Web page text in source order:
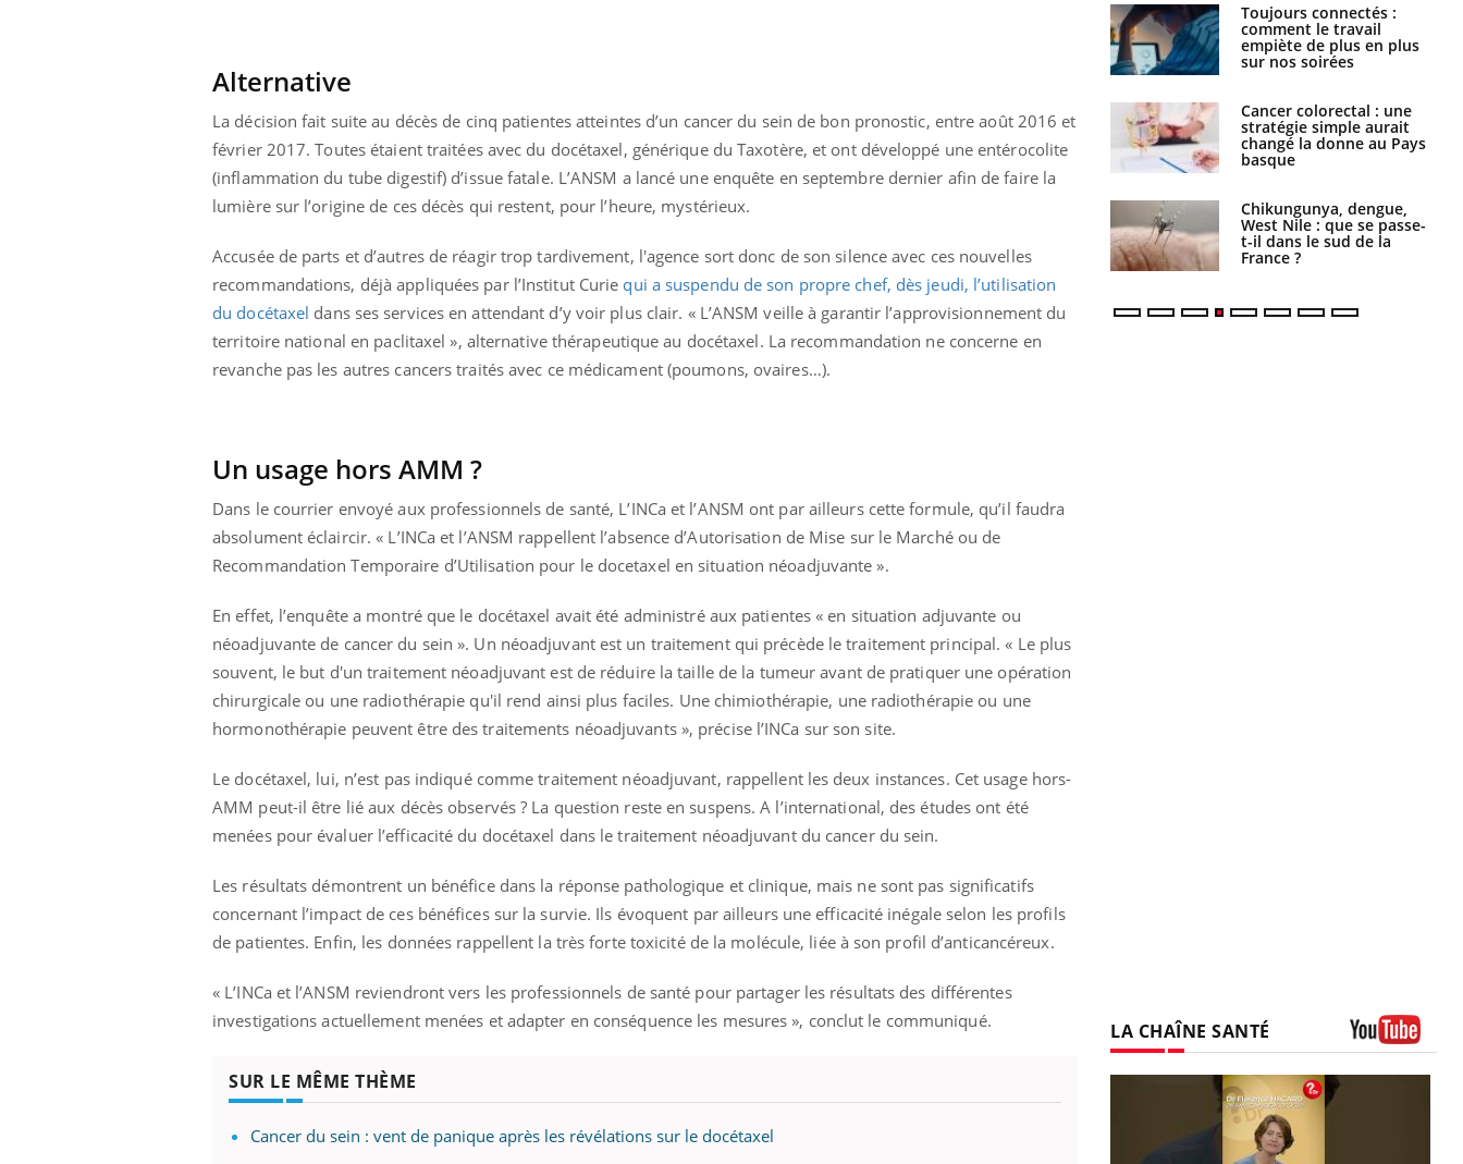
Alternative
La décision fait suite au décès de cinq patientes atteintes d’un cancer du sein de bon pronostic, entre août 2016 et
février 2017. Toutes étaient traitées avec du docétaxel, générique du Taxotère, et ont développé une entérocolite
(inflammation du tube digestif) d’issue fatale. L’ANSM a lancé une enquête en septembre dernier afin de faire la
lumière sur l’origine de ces décès qui restent, pour l’heure, mystérieux.
Accusée de parts et d’autres de réagir trop tardivement, l'agence sort donc de son silence avec ces nouvelles
recommandations, déjà appliquées par l’Institut Curie qui a suspendu de son propre chef, dès jeudi, l’utilisation
du docétaxel dans ses services en attendant d’y voir plus clair. « L’ANSM veille à garantir l’approvisionnement du
territoire national en paclitaxel », alternative thérapeutique au docétaxel. La recommandation ne concerne en
revanche pas les autres cancers traités avec ce médicament (poumons, ovaires…).
Un usage hors AMM ?
Dans le courrier envoyé aux professionnels de santé, L’INCa et l’ANSM ont par ailleurs cette formule, qu’il faudra
absolument éclaircir. « L’INCa et l’ANSM rappellent l’absence d’Autorisation de Mise sur le Marché ou de
Recommandation Temporaire d’Utilisation pour le docetaxel en situation néoadjuvante ».
En effet, l’enquête a montré que le docétaxel avait été administré aux patientes « en situation adjuvante ou
néoadjuvante de cancer du sein ». Un néoadjuvant est un traitement qui précède le traitement principal. « Le plus
souvent, le but d'un traitement néoadjuvant est de réduire la taille de la tumeur avant de pratiquer une opération
chirurgicale ou une radiothérapie qu'il rend ainsi plus faciles. Une chimiothérapie, une radiothérapie ou une
hormonothérapie peuvent être des traitements néoadjuvants », précise l’INCa sur son site.
Le docétaxel, lui, n’est pas indiqué comme traitement néoadjuvant, rappellent les deux instances. Cet usage hors-
AMM peut-il être lié aux décès observés ? La question reste en suspens. A l’international, des études ont été
menées pour évaluer l’efficacité du docétaxel dans le traitement néoadjuvant du cancer du sein.
Les résultats démontrent un bénéfice dans la réponse pathologique et clinique, mais ne sont pas significatifs
concernant l’impact de ces bénéfices sur la survie. Ils évoquent par ailleurs une efficacité inégale selon les profils
de patientes. Enfin, les données rappellent la très forte toxicité de la molécule, liée à son profil d’anticancéreux.
« L’INCa et l’ANSM reviendront vers les professionnels de santé pour partager les résultats des différentes
investigations actuellement menées et adapter en conséquence les mesures », conclut le communiqué.
SUR LE MÊME THÈME
Cancer du sein : vent de panique après les révélations sur le docétaxel
Mon enfant est-il trop
sensible ou simplement
très empathique ?
Bébés, jeunes enfants :
vacances ?
Comment éviter une otite
pendant les vacances ?
Hantavirus : un cas
naturel attire l'attention
des chercheurs
Toujours connectés :
comment le travail
empiète de plus en plus
sur nos soirées
Cancer colorectal : une
stratégie simple aurait
changé la donne au Pays
basque
Chikungunya, dengue,
West Nile : que se passe-
t-il dans le sud de la
France ?
LA CHAÎNE SANTÉ